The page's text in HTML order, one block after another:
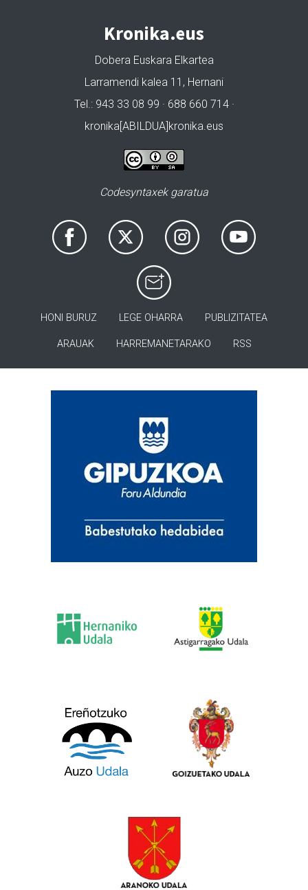
Kronika.eus
Dobera Euskara Elkartea
Larramendi kalea 11, Hernani
Tel.: 943 33 08 99 · 688 660 714 ·
kronika[ABILDUA]kronika.eus
Codesyntaxek garatua
HONI BURUZ LEGE OHARRA PUBLIZITATEA
ARAUAK HARREMANETARAKO RSS